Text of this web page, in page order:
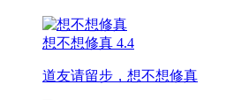
想不想修真 4.4
道友请留步，想不想修真